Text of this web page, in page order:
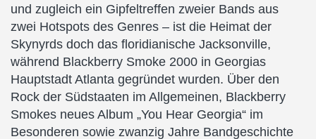
und zugleich ein Gipfeltreffen zweier Bands aus
zwei Hotspots des Genres – ist die Heimat der
Skynyrds doch das floridianische Jacksonville,
während Blackberry Smoke 2000 in Georgias
Hauptstadt Atlanta gegründet wurden. Über den
Rock der Südstaaten im Allgemeinen, Blackberry
Smokes neues Album „You Hear Georgia“ im
Besonderen sowie zwanzig Jahre Bandgeschichte